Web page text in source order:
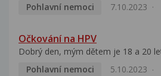
Pohlavní nemoci
7.10.2023
Očkování na HPV
Dobrý den, mým dětem je 18 a 20
Pohlavní nemoci
5.10.2023